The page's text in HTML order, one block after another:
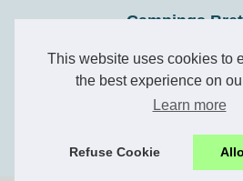
This website uses cookies to
the best experience on
Learn more
Refuse Cookie
Campings
Découvrez le paradis du...
Nos coups de cœur en bord de...
Camping carnac : découvrez...